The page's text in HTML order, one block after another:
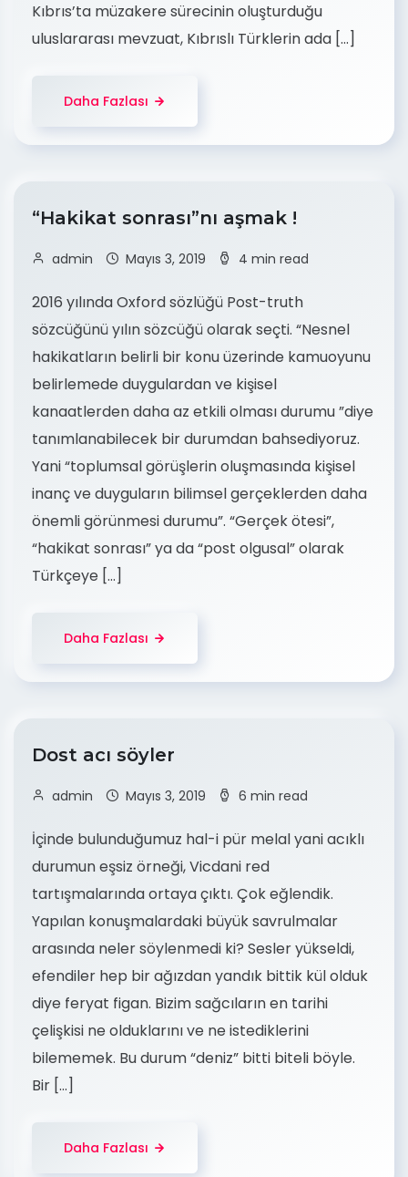
Kıbrıs’ta müzakere sürecinin oluşturduğu
uluslararası mevzuat, Kıbrıslı Türklerin ada […]
Daha Fazlası
“Hakikat sonrası”nı aşmak !
admin Mayıs 3, 2019 4 min read
2016 yılında Oxford sözlüğü Post-truth
sözcüğünü yılın sözcüğü olarak seçti. “Nesnel
hakikatların belirli bir konu üzerinde kamuoyunu
belirlemede duygulardan ve kişisel
kanaatlerden daha az etkili olması durumu ”diye
tanımlanabilecek bir durumdan bahsediyoruz.
Yani “toplumsal görüşlerin oluşmasında kişisel
inanç ve duyguların bilimsel gerçeklerden daha
önemli görünmesi durumu”. “Gerçek ötesi”,
“hakikat sonrası” ya da “post olgusal” olarak
Türkçeye […]
Daha Fazlası
Dost acı söyler
admin Mayıs 3, 2019 6 min read
İçinde bulunduğumuz hal-i pür melal yani acıklı
durumun eşsiz örneği, Vicdani red
tartışmalarında ortaya çıktı. Çok eğlendik.
Yapılan konuşmalardaki büyük savrulmalar
arasında neler söylenmedi ki? Sesler yükseldi,
efendiler hep bir ağızdan yandık bittik kül olduk
diye feryat figan. Bizim sağcıların en tarihi
çelişkisi ne olduklarını ve ne istediklerini
bilememek. Bu durum “deniz” bitti biteli böyle.
Bir […]
Daha Fazlası